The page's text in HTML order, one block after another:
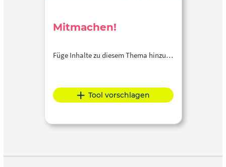
Mitmachen!
Füge Inhalte zu diesem Thema hinzu…
Tool vorschlagen